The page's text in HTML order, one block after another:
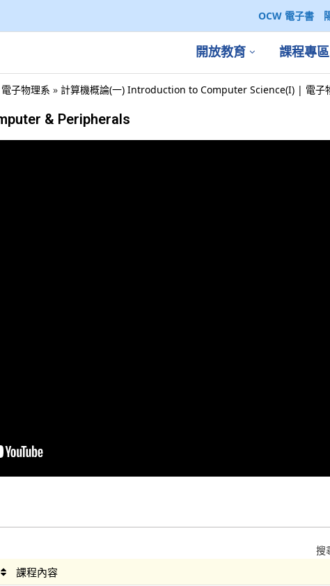
OCW 電子書
開放教育 課程專區
電子物理系 » 計算機概論(一) Introduction to Computer Science(I) | 電子
& Peripherals
搜
課程內容